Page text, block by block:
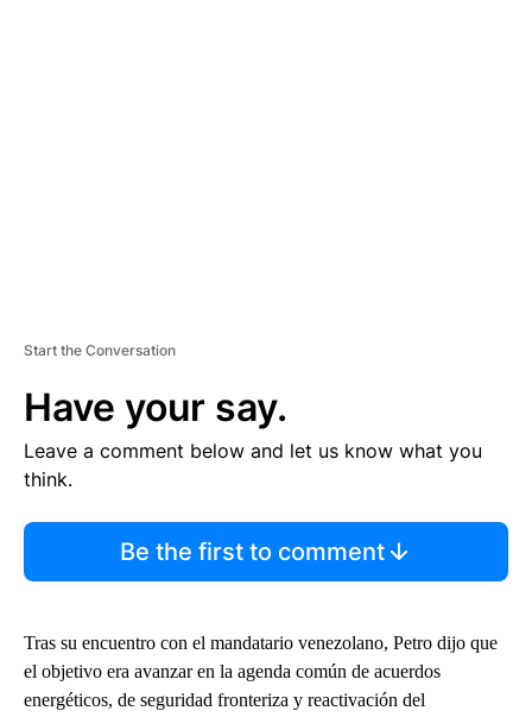
Start the Conversation
Have your say.
Leave a comment below and let us know what you
think.
Be the first to comment
Tras su encuentro con el mandatario venezolano, Petro dijo que
el objetivo era avanzar en la agenda común de acuerdos
energéticos, de seguridad fronteriza y reactivación del